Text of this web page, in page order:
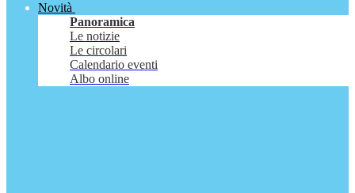
Novità
Panoramica
Le notizie
Le circolari
Calendario eventi
Albo online